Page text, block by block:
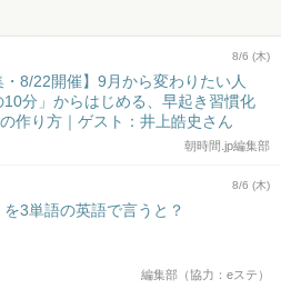
8/6 (木)
・8/22開催】9月から変わりたい人
分」からはじめる、早起き習慣化
の作り方｜ゲスト：井上皓史さん
朝時間.jp編集部
8/6 (木)
を3単語の英語で言うと？
編集部（協力：eステ）